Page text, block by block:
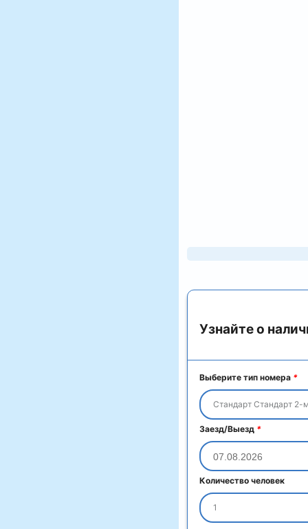
Узнайте о
Выберите тип номера *
Стандарт Стандарт 2-
Заезд/Выезд *
Количество человек
1